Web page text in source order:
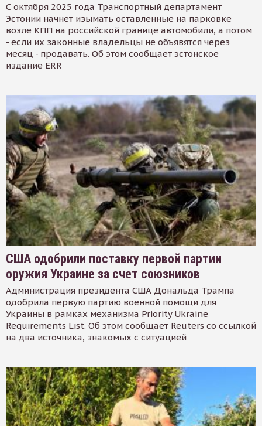
С октября 2025 года Транспортный департамент
Эстонии начнет изымать оставленные на парковке
возле КПП на российской границе автомобили, а потом
- если их законные владельцы не объявятся через
месяц - продавать. Об этом сообщает эстонское
издание ERR
США одобрили поставку первой партии
оружия Украине за счет союзников
Администрация президента США Дональда Трампа
одобрила первую партию военной помощи для
Украины в рамках механизма Priority Ukraine
Requirements List. Об этом сообщает Reuters со ссылкой
на два источника, знакомых с ситуацией